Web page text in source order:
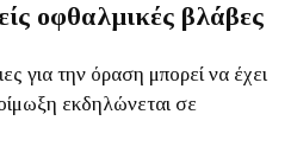
οφθαλμικές βλάβες
για την όραση μπορεί να έχει
εκδηλώνεται σε